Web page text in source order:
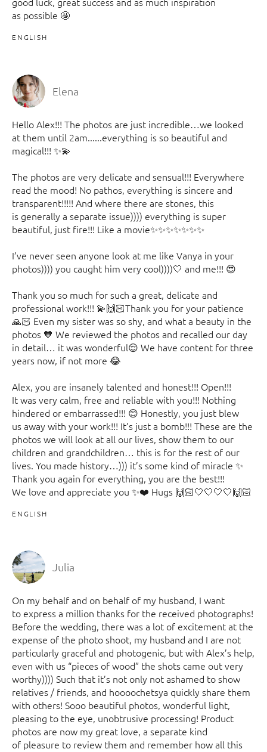
as possible 🤩
ENGLISH
Elena
Hello Alex!!! The photos are just incredible…we looked
at them until 2am......everything is so beautiful and
magical!!! ✨💫
The photos are very delicate and sensual!!! Everywhere
read the mood! No pathos, everything is sincere and
transparent!!!!! And where there are stones, this
is generally a separate issue)))) everything is super
beautiful, just fire!!! Like a movie✨✨✨✨✨✨✨
I’ve never seen anyone look at me like Vanya in your
photos)))) you caught him very cool))))🤍 and me!!! 😍
Thank you so much for such a great, delicate and
professional work!!! 💫🙌🏻Thank you for your patience
🙏🏻 Even my sister was so shy, and what a beauty in the
photos 🧡 We reviewed the photos and recalled our day
in detail… it was wonderful😌 We have content for three
years now, if not more 😂
Alex, you are insanely talented and honest!!! Open!!!
It was very calm, free and reliable with you!!! Nothing
hindered or embarrassed!!! 😊 Honestly, you just blew
us away with your work!!! It’s just a bomb!!! These are the
photos we will look at all our lives, show them to our
children and grandchildren… this is for the rest of our
lives. You made history…))) it’s some kind of miracle ✨
Thank you again for everything, you are the best!!!
We love and appreciate you ✨❤️ Hugs 🙌🏻🤍🤍🤍🤍🙌🏻
ENGLISH
Julia
On my behalf and on behalf of my husband, I want
to express a million thanks for the received photographs!
Before the wedding, there was a lot of excitement at the
expense of the photo shoot, my husband and I are not
particularly graceful and photogenic, but with Alex’s help,
even with us “pieces of wood” the shots came out very
worthy)))) Such that it’s not only not ashamed to show
relatives / friends, and hoooochetsya quickly share them
with others! Sooo beautiful photos, wonderful light,
pleasing to the eye, unobtrusive processing! Product
photos are now my great love, a separate kind
of pleasure to review them and remember how all this